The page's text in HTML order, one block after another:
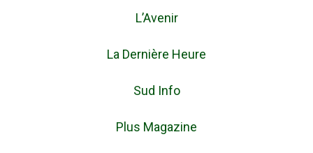
L’Avenir
La Dernière Heure
Sud Info
Plus Magazine